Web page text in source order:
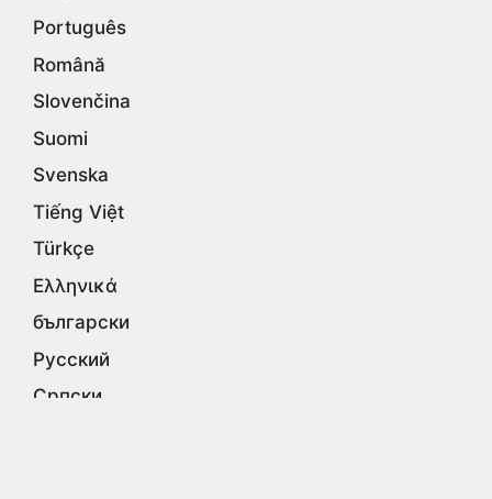
Português
Română
Slovenčina
Suomi
Svenska
Tiếng Việt
Türkçe
Ελληνικά
български
Русский
Српски